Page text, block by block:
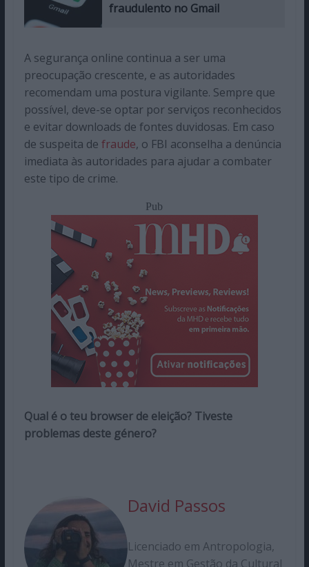
fraudulento no Gmail
A segurança online continua a ser uma
preocupação crescente, e as autoridades
recomendam uma postura vigilante. Sempre que
possível, deve-se optar por serviços reconhecidos
e evitar downloads de fontes duvidosas. Em caso
de suspeita de fraude, o FBI aconselha a denúncia
imediata às autoridades para ajudar a combater
este tipo de crime.
Pub
Qual é o teu browser de eleição? Tiveste
problemas deste género?
David Passos
Licenciado em Antropologia,
Mestre em Gestão da Cultural